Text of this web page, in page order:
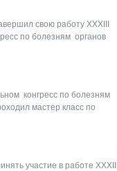
свою работу XXXIII
по болезням органов
конгресс по болезням
мастер класс по
участие в работе XXXIII